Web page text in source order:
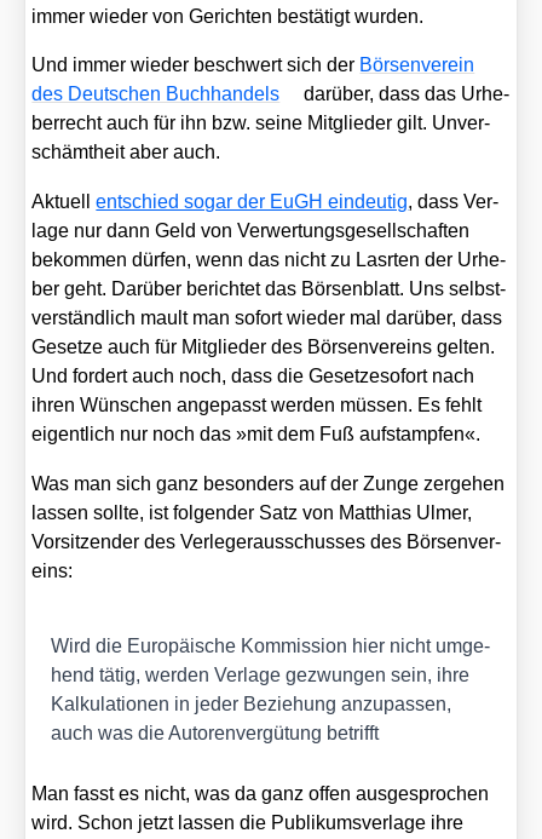
immer wie­der von Gerich­ten bestä­tigt wur­den.
Und immer wie­der beschwert sich der Bör­sen­ver­ein
des Deut­schen Buch­han­dels
dar­über, dass das Urhe­
ber­recht auch für ihn bzw. sei­ne Mit­glie­der gilt. Unver­
schämt­heit aber auch.
Aktu­ellent­schied sogar der EuGH ein­deu­tig, dass Ver­
la­ge nur dann Geld von Ver­wer­tungs­ge­sell­schaf­ten
bekom­men dür­fen, wenn das nicht zu Lasr­ten der Urhe­
ber geht. Dar­über berich­tet das Bör­sen­blatt. Uns selbst­
ver­ständ­lich mault man sofort wie­der mal dar­über, dass
Geset­ze auch für Mit­glie­der des Bör­sen­ver­eins gel­ten.
Und for­dert auch noch, dass die Geset­zes­o­fort nach
ihren Wün­schen ange­passt wer­den müs­sen. Es fehlt
eigent­lich nur noch das »mit dem Fuß auf­stamp­fen«.
Was man sich ganz beson­ders auf der Zun­ge zer­ge­hen
las­sen soll­te, ist fol­gen­der Satz von Mat­thi­as Ulmer,
Vor­sit­zen­der des Ver­le­ger­aus­schus­ses des Bör­sen­ver­
eins:
Wird die Euro­päi­sche Kom­mis­si­on hier nicht umge­
hend tätig, wer­den Ver­la­ge gezwun­gen sein, ihre
Kal­ku­la­tio­nen in jeder Bezie­hung anzu­pas­sen,
auch was die Autoren­ver­gü­tung betrifft
Man fasst es nicht, was da ganz offen aus­ge­spro­chen
wird. Schon jetzt las­sen die Publi­kums­ver­la­ge ihre